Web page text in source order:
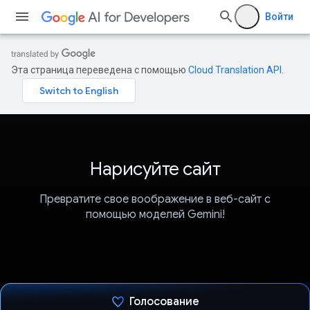
Войти
Эта страница переведена с помощью Cloud Translation API
Нарисуйте сайт
Превратите свое воображение в веб-сайт с
помощью моделей Gemini!
Голосование